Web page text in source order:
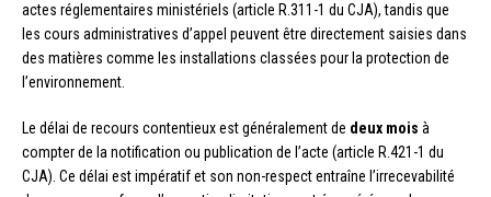
actes réglementaires ministériels (article R.311-1 du CJA), tandis que
les cours administratives d’appel peuvent être directement saisies dans
des matières comme les installations classées pour la protection de
l’environnement.
Le délai de recours contentieux est généralement de deux mois à
compter de la notification ou publication de l’acte (article R.421-1 du
CJA). Ce délai est impératif et son non-respect entraîne l’irrecevabilité